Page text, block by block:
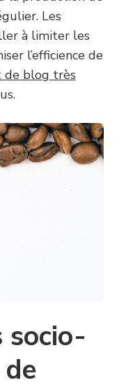
Les
à limiter les
l’efficience de
blog très
socio-